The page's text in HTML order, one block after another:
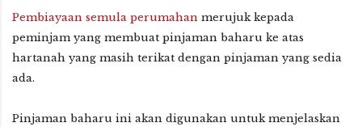
Pembiayaan semula perumahan merujuk kepada
peminjam yang membuat pinjaman baharu ke atas
hartanah yang masih terikat dengan pinjaman yang sedia
ada.
Pinjaman baharu ini akan digunakan untuk menjelaskan